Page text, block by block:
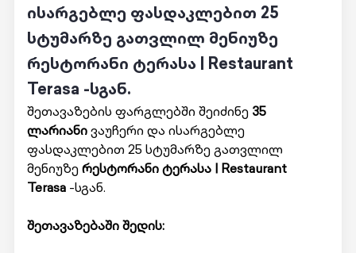
ისარგებლე ფასდაკლებით 25
სტუმარზე გათვლილ მენიუზე
რესტორანი ტერასა | Restaurant
Terasa -სგან.
შეთავაზების ფარგლებში შეიძინე 35
ლარიანივაუჩერი და ისარგებლე
ფასდაკლებით 25 სტუმარზე გათვლილ
მენიუზერესტორანი ტერასა | Restaurant
Terasa-სგან.
შეთავაზებაში შედის: